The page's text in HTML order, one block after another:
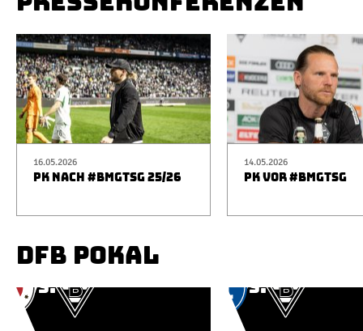
16.05.2026
PK NACH #BMGTSG 25/26
14.05.2026
PK VOR #BMGTSG
DFB POKAL